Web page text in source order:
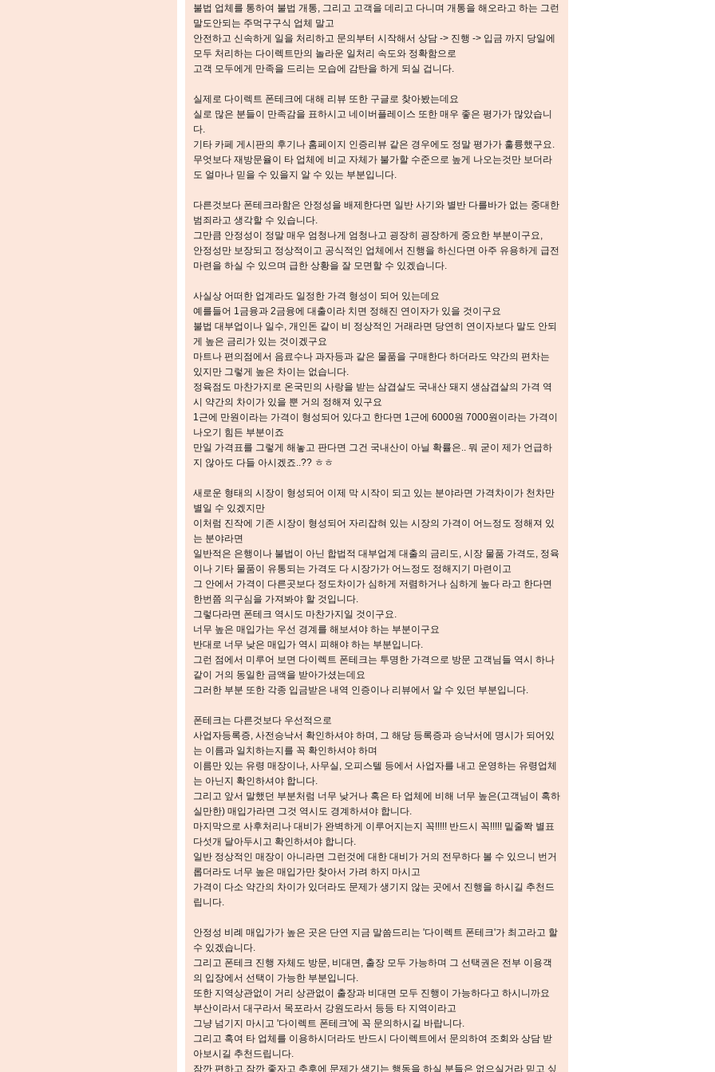
불법 업체를 통하여 불법 개통, 그리고 고객을 데리고 다니며 개통을 해오라고 하는 그런
말도안되는 주먹구구식 업체 말고
안전하고 신속하게 일을 처리하고 문의부터 시작해서 상담 -> 진행 -> 입금 까지 당일에
모두 처리하는 다이렉트만의 놀라운 일처리 속도와 정확함으로
고객 모두에게 만족을 드리는 모습에 감탄을 하게 되실 겁니다.
실제로 다이렉트 폰테크에 대해 리뷰 또한 구글로 찾아봤는데요
실로 많은 분들이 만족감을 표하시고 네이버플레이스 또한 매우 좋은 평가가 많았습니
다.
기타 카페 게시판의 후기나 홈페이지 인증리뷰 같은 경우에도 정말 평가가 훌륭했구요.
무엇보다 재방문율이 타 업체에 비교 자체가 불가할 수준으로 높게 나오는것만 보더라
도 얼마나 믿을 수 있을지 알 수 있는 부분입니다.
다른것보다 폰테크라함은 안정성을 배제한다면 일반 사기와 별반 다를바가 없는 중대한
범죄라고 생각할 수 있습니다.
그만큼 안정성이 정말 매우 엄청나게 엄청나고 굉장히 굉장하게 중요한 부분이구요,
안정성만 보장되고 정상적이고 공식적인 업체에서 진행을 하신다면 아주 유용하게 급전
마련을 하실 수 있으며 급한 상황을 잘 모면할 수 있겠습니다.
사실상 어떠한 업계라도 일정한 가격 형성이 되어 있는데요
예를들어 1금융과 2금융에 대출이라 치면 정해진 연이자가 있을 것이구요
불법 대부업이나 일수, 개인돈 같이 비 정상적인 거래라면 당연히 연이자보다 말도 안되
게 높은 금리가 있는 것이겠구요
마트나 편의점에서 음료수나 과자등과 같은 물품을 구매한다 하더라도 약간의 편차는
있지만 그렇게 높은 차이는 없습니다.
정육점도 마찬가지로 온국민의 사랑을 받는 삼겹살도 국내산 돼지 생삼겹살의 가격 역
시 약간의 차이가 있을 뿐 거의 정해져 있구요
1근에 만원이라는 가격이 형성되어 있다고 한다면 1근에 6000원 7000원이라는 가격이
나오기 힘든 부분이죠
만일 가격표를 그렇게 해놓고 판다면 그건 국내산이 아닐 확률은.. 뭐 굳이 제가 언급하
지 않아도 다들 아시겠죠..?? ㅎㅎ
새로운 형태의 시장이 형성되어 이제 막 시작이 되고 있는 분야라면 가격차이가 천차만
별일 수 있겠지만
이처럼 진작에 기존 시장이 형성되어 자리잡혀 있는 시장의 가격이 어느정도 정해져 있
는 분야라면
일반적은 은행이나 불법이 아닌 합법적 대부업계 대출의 금리도, 시장 물품 가격도, 정육
이나 기타 물품이 유통되는 가격도 다 시장가가 어느정도 정해지기 마련이고
그 안에서 가격이 다른곳보다 정도차이가 심하게 저렴하거나 심하게 높다 라고 한다면
한번쯤 의구심을 가져봐야 할 것입니다.
그렇다라면 폰테크 역시도 마찬가지일 것이구요.
너무 높은 매입가는 우선 경계를 해보셔야 하는 부분이구요
반대로 너무 낮은 매입가 역시 피해야 하는 부분입니다.
그런 점에서 미루어 보면 다이렉트 폰테크는 투명한 가격으로 방문 고객님들 역시 하나
같이 거의 동일한 금액을 받아가셨는데요
그러한 부분 또한 각종 입금받은 내역 인증이나 리뷰에서 알 수 있던 부분입니다.
폰테크는 다른것보다 우선적으로
사업자등록증, 사전승낙서 확인하셔야 하며, 그 해당 등록증과 승낙서에 명시가 되어있
는 이름과 일치하는지를 꼭 확인하셔야 하며
이름만 있는 유령 매장이나, 사무실, 오피스텔 등에서 사업자를 내고 운영하는 유령업체
는 아닌지 확인하셔야 합니다.
그리고 앞서 말했던 부분처럼 너무 낮거나 혹은 타 업체에 비해 너무 높은(고객님이 혹하
실만한) 매입가라면 그것 역시도 경계하셔야 합니다.
마지막으로 사후처리나 대비가 완벽하게 이루어지는지 꼭!!!!! 반드시 꼭!!!!! 밑줄쫙 별표
다섯개 달아두시고 확인하셔야 합니다.
일반 정상적인 매장이 아니라면 그런것에 대한 대비가 거의 전무하다 볼 수 있으니 번거
롭더라도 너무 높은 매입가만 찾아서 가려 하지 마시고
가격이 다소 약간의 차이가 있더라도 문제가 생기지 않는 곳에서 진행을 하시길 추천드
립니다.
안정성 비례 매입가가 높은 곳은 단연 지금 말씀드리는 '다이렉트 폰테크'가 최고라고 할
수 있겠습니다.
그리고 폰테크 진행 자체도 방문, 비대면, 출장 모두 가능하며 그 선택권은 전부 이용객
의 입장에서 선택이 가능한 부분입니다.
또한 지역상관없이 거리 상관없이 출장과 비대면 모두 진행이 가능하다고 하시니까요
부산이라서 대구라서 목포라서 강원도라서 등등 타 지역이라고
그냥 넘기지 마시고 '다이렉트 폰테크'에 꼭 문의하시길 바랍니다.
그리고 혹여 타 업체를 이용하시더라도 반드시 다이렉트에서 문의하여 조회와 상담 받
아보시길 추천드립니다.
잠깐 편하고 잠깐 좋자고 추후에 문제가 생기는 행동을 하실 분들은 없으실거라 믿고 싶